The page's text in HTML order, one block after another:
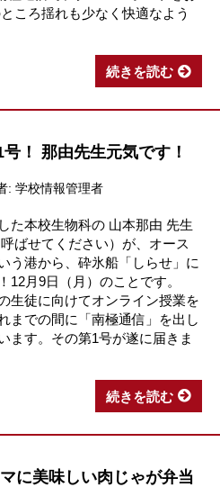
ろ揺れも少なく快適なよう
続きを読む
号！ 那由先生元気です！
: 学校情報管理者
た本校生物科の 山本那由 先生
ばせてください）が、オース
う港から、砕氷船「しらせ」に
12月9日（月）のことです。
生徒に向けてオンライン授業を
までの間に「南極通信」を出し
ます。その第1号が遂に届きま
続きを読む
に美味しい肉じゃが弁当